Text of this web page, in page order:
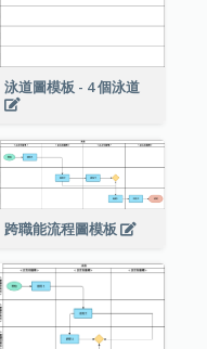
泳道圖模板 - 4 個泳道
跨職能流程圖模板